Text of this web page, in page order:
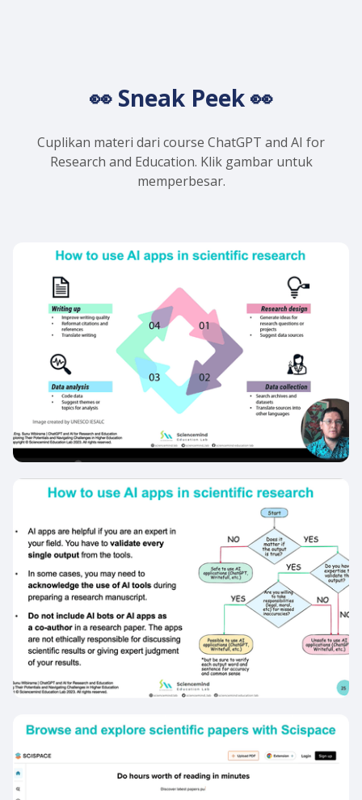
👀 Sneak Peek 👀
Cuplikan materi dari course ChatGPT and AI for
Research and Education. Klik gambar untuk
memperbesar.